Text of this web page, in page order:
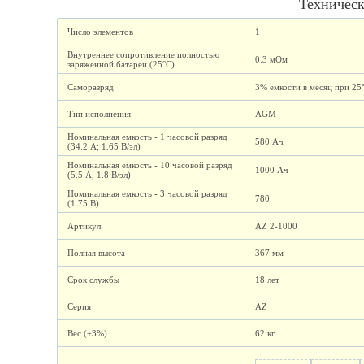
Число элементов 1
Внутреннее сопротивление полностью
заряженной батареи (25°C)
0.3 мОм
Саморазряд 3% ёмкости в месяц при
Тип исполнения AGM
Номинальная емкость - 1 часовой разряд
(34.2 А; 1.65 В/эл)
580 Ач
Номинальная емкость - 10 часовой разряд
(5.5 А; 1.8 В/эл)
1000 Ач
Номинальная емкость - 3 часовой разряд
(1.75 В)
780
Артикул AZ 2-1000
Полная высота 367 мм
Срок службы 18 лет
Серия AZ
Вес (±3%) 62 кг